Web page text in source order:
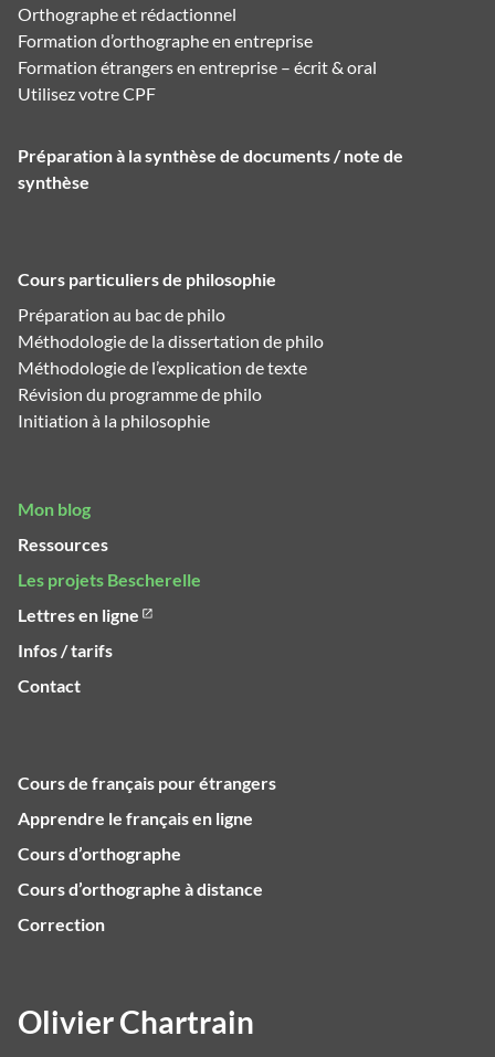
Orthographe et rédactionnel
Formation d’orthographe en entreprise
Formation étrangers en entreprise – écrit & oral
Utilisez votre CPF
Préparation à la synthèse de documents / note de
synthèse
Cours particuliers de philosophie
Préparation au bac de philo
Méthodologie de la dissertation de philo
Méthodologie de l’explication de texte
Révision du programme de philo
Initiation à la philosophie
Mon blog
Ressources
Les projets Bescherelle
Lettres en ligne
Infos / tarifs
Contact
Cours de français pour étrangers
Apprendre le français en ligne
Cours d’orthographe
Cours d’orthographe à distance
Correction
Olivier Chartrain